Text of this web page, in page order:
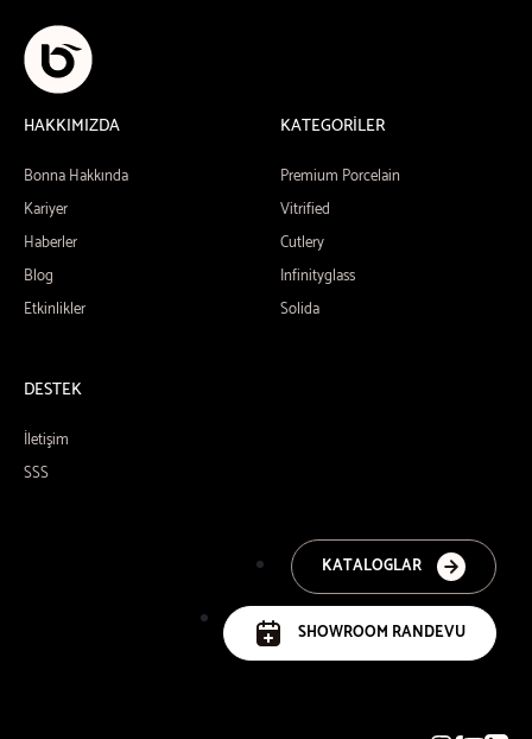
HAKKIMIZDA
Bonna Hakkında
Kariyer
Haberler
Blog
Etkinlikler
KATEGORİLER
Premium Porcelain
Vitrified
Cutlery
Infinityglass
Solida
DESTEK
İletişim
SSS
KATALOGLAR
SHOWROOM RANDEVU